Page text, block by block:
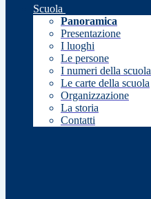
Scuola
Panoramica
Presentazione
I luoghi
Le persone
I numeri della scuola
Le carte della scuola
Organizzazione
La storia
Contatti